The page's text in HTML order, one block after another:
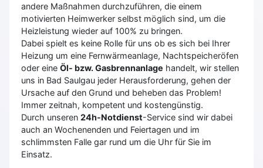
andere Maßnahmen durchzuführen, die einem
motivierten Heimwerker selbst möglich sind, um die
Heizleistung wieder auf 100% zu bringen.
Dabei spielt es keine Rolle für uns ob es sich bei Ihrer
Heizung um eine Fernwärmeanlage, Nachtspeicheröfen
oder eine Öl- bzw. Gasbrennanlage handelt, wir stellen
uns in Bad Saulgau jeder Herausforderung, gehen der
Ursache auf den Grund und beheben das Problem!
Immer zeitnah, kompetent und kostengünstig.
Durch unseren 24h-Notdienst-Service sind wir dabei
auch an Wochenenden und Feiertagen und im
schlimmsten Falle gar rund um die Uhr für Sie im
Einsatz.